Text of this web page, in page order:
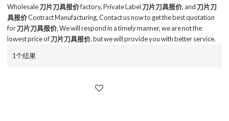
Wholesale刀片刀具报价factory, Private Label 刀片刀具报价, and 刀片刀
具报价Contract Manufacturing, Contact us now to get the best quotation
for刀片刀具报价, We will respond in a timely manner, we are not the
lowest price of刀片刀具报价, but we will provide you with better service.
1个结果